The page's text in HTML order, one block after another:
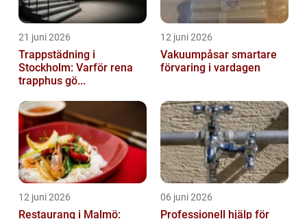
21 juni 2026
Trappstädning i
Stockholm: Varför rena
trapphus gö...
12 juni 2026
Vakuumpåsar smartare
förvaring i vardagen
12 juni 2026
Restaurang i Malmö:
06 juni 2026
Professionell hjälp för